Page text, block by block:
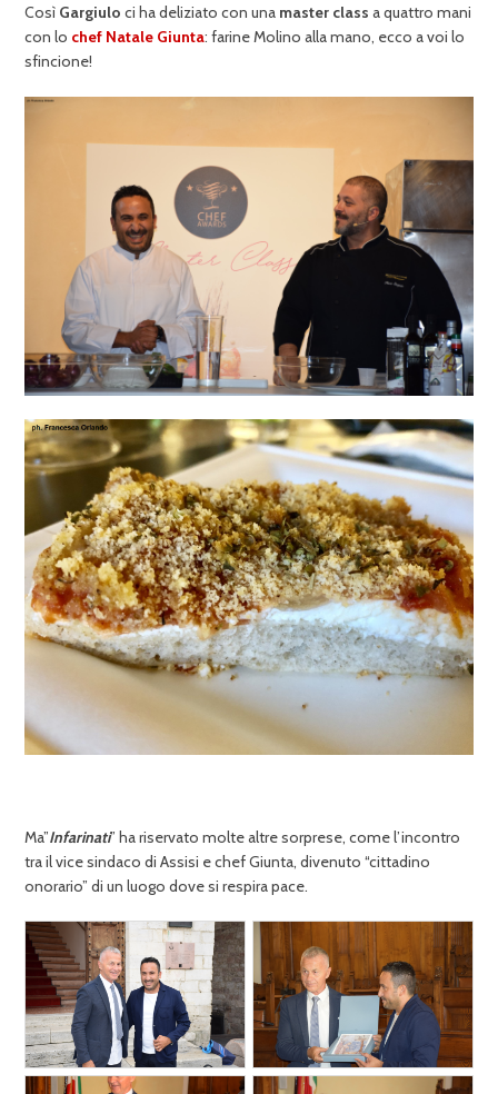
Così Gargiulo ci ha deliziato con una master class a quattro mani
con lo chef Natale Giunta: farine Molino alla mano, ecco a voi lo
sfincione!
Ma”Infarinati” ha riservato molte altre sorprese, come l’incontro
tra il vice sindaco di Assisi e chef Giunta, divenuto “cittadino
onorario” di un luogo dove si respira pace.